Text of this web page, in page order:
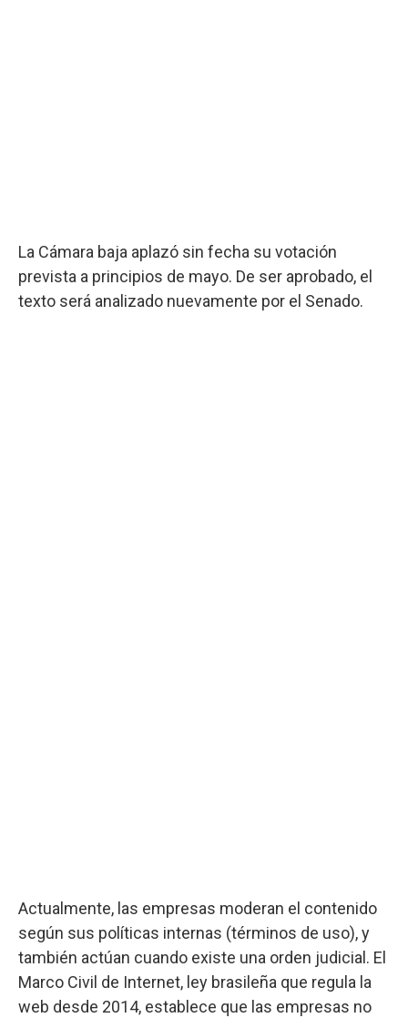
La Cámara baja aplazó sin fecha su votación
prevista a principios de mayo. De ser aprobado, el
texto será analizado nuevamente por el Senado.
Actualmente, las empresas moderan el contenido
según sus políticas internas (términos de uso), y
también actúan cuando existe una orden judicial. El
Marco Civil de Internet, ley brasileña que regula la
web desde 2014, establece que las empresas no